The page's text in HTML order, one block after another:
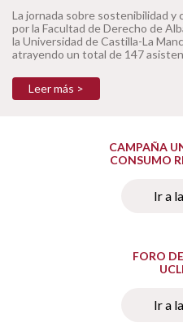
La jornada sobre sostenibilidad y
por la Facultad de Derecho de
la Universidad de Castilla-La
atrayendo un total de 147
Leer más >
CAMPAÑA
CONSUMO
Ir a
FORO
Ir a